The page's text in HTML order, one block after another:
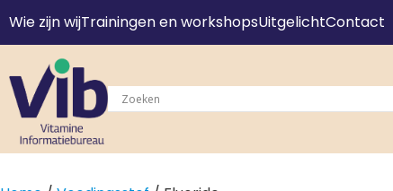
Wie zijn wijTrainingen en workshopsUitgelichtContact